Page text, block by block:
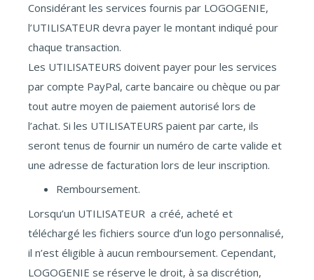
Considérant les services fournis par LOGOGENIE,
l’UTILISATEUR devra payer le montant indiqué pour
chaque transaction.
Les UTILISATEURS doivent payer pour les services
par compte PayPal, carte bancaire ou chèque ou par
tout autre moyen de paiement autorisé lors de
l’achat. Si les UTILISATEURS paient par carte, ils
seront tenus de fournir un numéro de carte valide et
une adresse de facturation lors de leur inscription.
Remboursement.
Lorsqu’un UTILISATEUR a créé, acheté et
téléchargé les fichiers source d’un logo personnalisé,
il n’est éligible à aucun remboursement. Cependant,
LOGOGENIE se réserve le droit, à sa discrétion,